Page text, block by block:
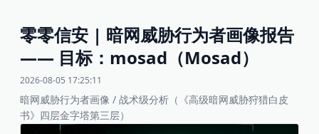
零零信安 | 暗网威胁行为者画像报告
—— 目标：mosad（Mosad）
2026-08-05 17:25:11
暗网威胁行为者画像 / 战术级分析（《高级暗网威胁狩猎白皮
书》四层金字塔第三层）